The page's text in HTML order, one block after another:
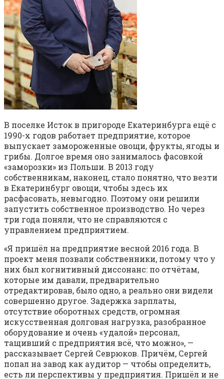
В поселке Исток в пригороде Екатеринбурга ещё с
1990-х годов работает предприятие, которое
выпускает замороженные овощи, фрукты, ягоды и
грибы. Долгое время оно занималось фасовкой
«заморозки» из Польши. В 2013 году
собственникам, наконец, стало понятно, что везти
в Екатеринбург овощи, чтобы здесь их
расфасовать, невыгодно. Поэтому они решили
запустить собственное производство. Но через
три года поняли, что не справляются с
управлением предприятием.
«Я пришёл на предприятие весной 2016 года. В
проект меня позвали собственники, потому что у
них был когнитивный диссонанс: по отчётам,
которые им давали, предварительно
отредактировав, было одно, а реально они видели
совершенно другое. Задержка зарплаты,
отсутствие оборотных средств, огромная
искусственная долговая нагрузка, разобранное
оборудование и очень «удалой» персонал,
тащивший с предприятия всё, что можно», —
рассказывает Сергей Севрюков. Причём, Сергей
попал на завод как аудитор — чтобы определить,
есть ли перспективы у предприятия. Пришёл и не